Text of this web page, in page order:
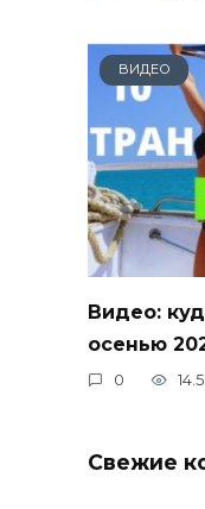
ВИДЕО
Видео:
осенью
0
Свежие